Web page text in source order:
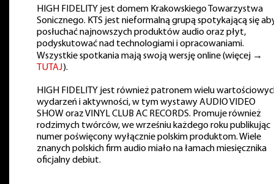
HIGH FIDELITY jest domem Krakowskiego Towarzystwa
Sonicznego. KTS jest nieformalną grupą spotykającą się
posłuchać najnowszych produktów audio oraz płyt,
podyskutować nad technologiami i opracowaniami.
Wszystkie spotkania mają swoją wersję online (więcej →
TUTAJ).
HIGH FIDELITY jest również patronem wielu
wydarzeń i aktywności, w tym wystawy AUDIO VIDEO
SHOW oraz VINYL CLUB AC RECORDS. Promuje również
rodzimych twórców, we wrześniu każdego roku publikując
numer poświęcony wyłącznie polskim produktom. Wiele
znanych polskich firm audio miało na łamach miesięcznika
oficjalny debiut.